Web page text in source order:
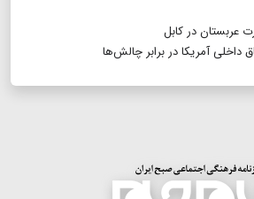
عربستان در کابل
داخلی آمریکا در برابر چالش‌ها